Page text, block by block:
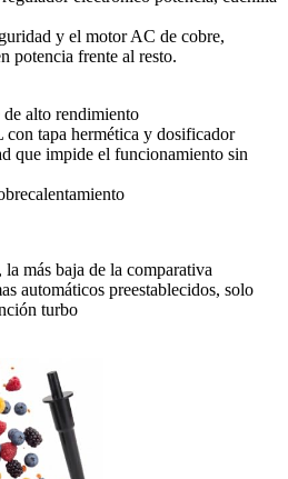
y el motor AC de cobre,
potencia frente al resto.
alto rendimiento
con tapa hermética y dosificador
que impide el funcionamiento sin
más baja de la comparativa
automáticos preestablecidos, solo
turbo